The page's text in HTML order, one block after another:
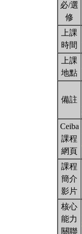
必/選
修
上課
時間
上課
地點
備註
Ceiba
課程
網頁
課程
簡介
影片
核心
能力
關聯